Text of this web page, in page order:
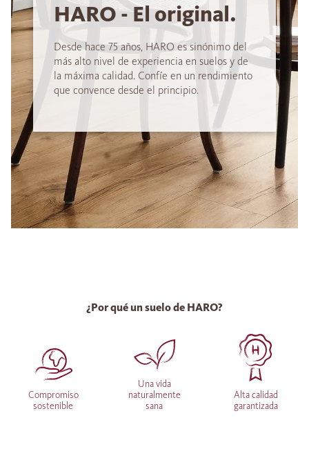
HARO - El original.
Desde hace 75 años, HARO es sinónimo del
más alto nivel de experiencia en suelos y de
la máxima calidad. Confíe en un rendimiento
que convence desde el principio.
¿Por qué un suelo de HARO?
Compromiso
sostenible
Una vida
naturalmente
sana
Alta calidad
garantizada